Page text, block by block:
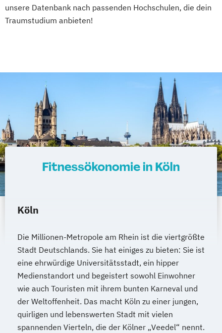
unsere Datenbank nach passenden Hochschulen, die dein
Traumstudium anbieten!
Fitnessökonomie in Köln
Köln
Die Millionen-Metropole am Rhein ist die viertgrößte
Stadt Deutschlands. Sie hat einiges zu bieten: Sie ist
eine ehrwürdige Universitätsstadt, ein hipper
Medienstandort und begeistert sowohl Einwohner
wie auch Touristen mit ihrem bunten Karneval und
der Weltoffenheit. Das macht Köln zu einer jungen,
quirligen und lebenswerten Stadt mit vielen
spannenden Vierteln, die der Kölner „Veedel“ nennt.